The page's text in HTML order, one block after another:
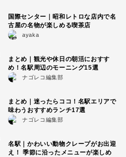
国際センター｜昭和レトロな店内で名
古屋の名物が楽しめる喫茶店
ayaka
まとめ｜観光や休日の朝活におすす
め！名駅周辺のモーニング15選
ナゴレコ編集部
まとめ｜迷ったらココ！名駅エリアで
味わうおすすめランチ17選
ナゴレコ編集部
名駅｜かわいい動物クレープがお出迎
え！ 季節に沿ったメニューが楽しめ